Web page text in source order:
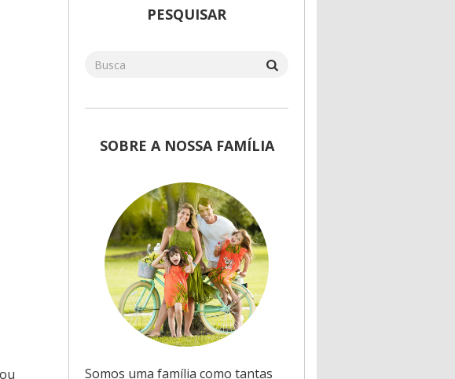
PESQUISAR
SOBRE A NOSSA FAMÍLIA
Somos uma família como tantas